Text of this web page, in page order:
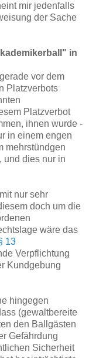
mir jedenfalls
der Sache
in
vor dem
Platzverbots
Platzverbot
ihnen wurde -
in einem engen
mehrstündgen
und dies nur in
nur sehr
doch um die
wäre das
13
Verpflichtung
Kundgebung
hingegen
(gewaltbereite
den Ballgästen
Gefährdung
Sicherheit